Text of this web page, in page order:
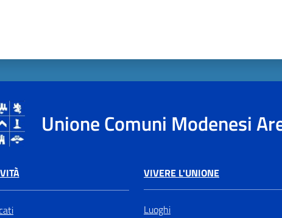
Unione Comuni Modenesi
VIVERE L'UNIONE
Luoghi